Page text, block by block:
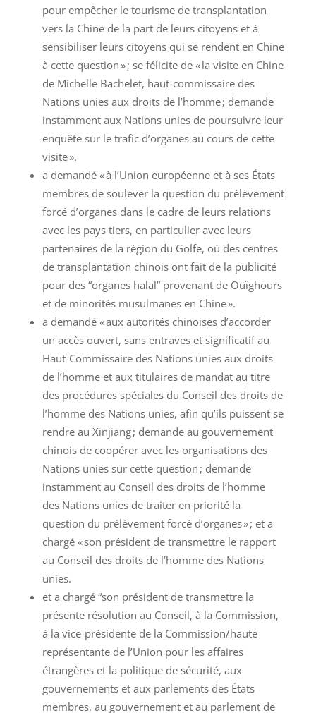
pour empêcher le tourisme de transplantation
vers la Chine de la part de leurs citoyens et à
sensibiliser leurs citoyens qui se rendent en Chine
à cette question » ; se félicite de « la visite en Chine
de Michelle Bachelet, haut-commissaire des
Nations unies aux droits de l’homme ; demande
instamment aux Nations unies de poursuivre leur
enquête sur le trafic d’organes au cours de cette
visite ».
a demandé « à l’Union européenne et à ses États
membres de soulever la question du prélèvement
forcé d’organes dans le cadre de leurs relations
avec les pays tiers, en particulier avec leurs
partenaires de la région du Golfe, où des centres
de transplantation chinois ont fait de la publicité
pour des “organes halal” provenant de Ouïghours
et de minorités musulmanes en Chine ».
a demandé « aux autorités chinoises d’accorder
un accès ouvert, sans entraves et significatif au
Haut-Commissaire des Nations unies aux droits
de l’homme et aux titulaires de mandat au titre
des procédures spéciales du Conseil des droits de
l’homme des Nations unies, afin qu’ils puissent se
rendre au Xinjiang ; demande au gouvernement
chinois de coopérer avec les organisations des
Nations unies sur cette question ; demande
instamment au Conseil des droits de l’homme
des Nations unies de traiter en priorité la
question du prélèvement forcé d’organes » ; et a
chargé « son président de transmettre le rapport
au Conseil des droits de l’homme des Nations
unies.
et a chargé “son président de transmettre la
présente résolution au Conseil, à la Commission,
à la vice-présidente de la Commission/haute
représentante de l’Union pour les affaires
étrangères et la politique de sécurité, aux
gouvernements et aux parlements des États
membres, au gouvernement et au parlement de